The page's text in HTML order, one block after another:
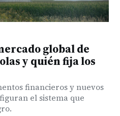
global de
y quién fija los
financieros y nuevos
el sistema que